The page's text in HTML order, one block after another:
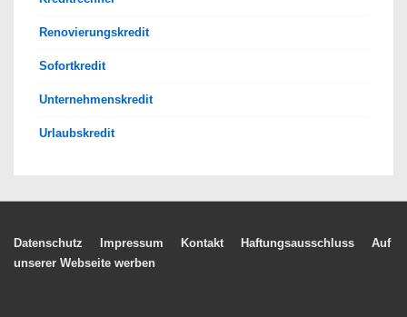
Renovierungskredit
Sofortkredit
Unternehmenskredit
Urlaubskredit
Footer-
Datenschutz Impressum Kontakt Haftungsausschluss
Auf
unserer Webseite werben